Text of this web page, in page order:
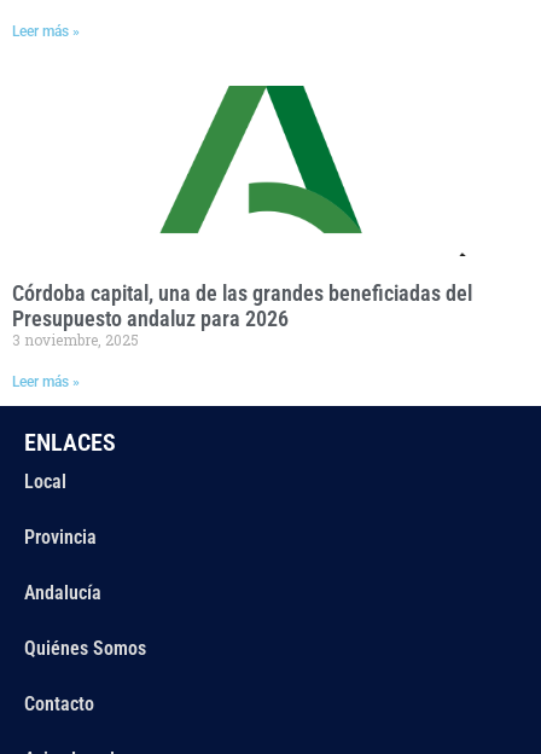
Leer más »
Córdoba capital, una de las grandes beneficiadas del
Presupuesto andaluz para 2026
3 noviembre, 2025
Leer más »
ENLACES
Local
Provincia
Andalucía
Quiénes Somos
Contacto